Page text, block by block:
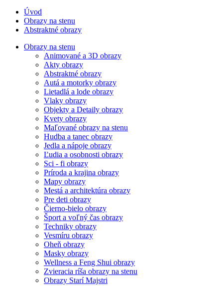
Úvod
Obrazy na stenu
Abstraktné obrazy
Obrazy na stenu
Animované a 3D obrazy
Akty obrazy
Abstraktné obrazy
Autá a motorky obrazy
Lietadlá a lode obrazy
Vlaky obrazy
Objekty a Detaily obrazy
Kvety obrazy
Maľované obrazy na stenu
Hudba a tanec obrazy
Jedla a nápoje obrazy
Ľudia a osobnosti obrazy
Sci - fi obrazy
Príroda a krajina obrazy
Mapy obrazy
Mestá a architektúra obrazy
Pre deti obrazy
Čierno-bielo obrazy
Šport a voľný čas obrazy
Techniky obrazy
Vesmíru obrazy
Oheň obrazy
Masky obrazy
Wellness a Feng Shui obrazy
Zvieracia ríša obrazy na stenu
Obrazy Starí Majstri